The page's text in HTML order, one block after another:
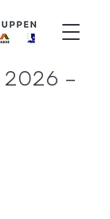
2026 –